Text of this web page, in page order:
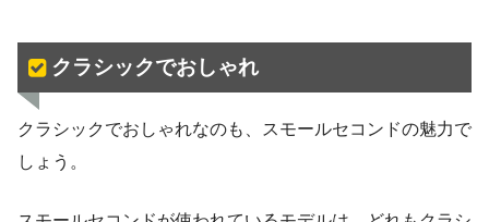
クラシックでおしゃれ
クラシックでおしゃれなのも、スモールセコンドの魅力で
しょう。